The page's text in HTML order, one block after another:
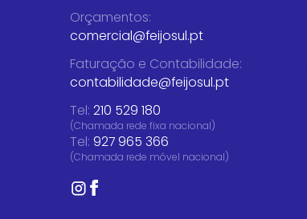
Orçamentos:
comercial@feijosul.pt
Faturação e Contabilidade:
contabilidade@feijosul.pt
Tel: 210 529 180
(Chamada rede fixa nacional)
Tel: 927 965 366
(Chamada rede móvel nacional)